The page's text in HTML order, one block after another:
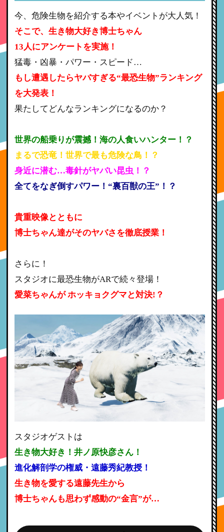
今、危険生物を紹介する本やイベントが大人気！
そこで、生き物大好き博士ちゃん
13人にアンケートを実施！
猛毒・凶暴・パワー・スピード…
もし遭遇したらヤバすぎる“最恐生物”ランキング
を大発表！
果たしてどんなランキングになるのか？
世界の船乗りが震撼！海の人食いハンター！？
まるで恐竜！世界で最も危険な鳥！？
身近に潜む…毒針がヤバい昆虫！？
全てをなぎ倒すパワー！“裏百獣の王”！？
貴重映像とともに
博士ちゃん達がそのヤバさを徹底授業！
さらに！
スタジオに最恐生物がARで続々登場！
愛菜ちゃんが ホッキョクグマと対決!？
スタジオゲストは
生き物大好き！井ノ原快彦さん！
進化解剖学の権威・遠藤秀紀教授！
生き物を愛する遠藤先生から
博士ちゃんも思わず感動の“金言”が…